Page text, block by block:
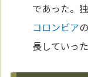
であった。
コロンビアの
長していった